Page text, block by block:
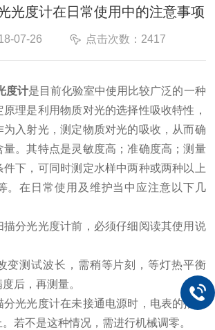
光度计在日常使用中的注意事项
07-26 点击次数：2417
度计是目前化验室中使用比较广泛的一种
理是利用物质对光的选择性吸收特性，
为入射光，测定物质对光的吸收，从而确
量。其特点是灵敏度高；准确度高；测量
下，可同时测定水样中两种或两种以上
。在日常使用及维护当中应注意以下几
描分光光度计前，必须仔细阅读其使用说
变测试波长，需稍等片刻，等灯热平衡
后，再测量。
光光度计在未接通电源时，电表的指针
。若不是这种情况，需进行机械调零。